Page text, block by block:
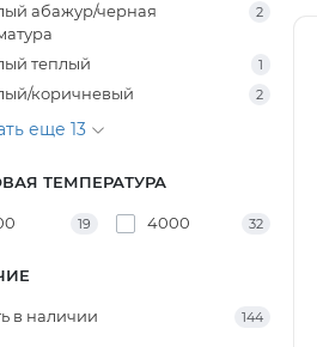
абажур/черная
2
теплый 1
коричневый 2
еще 13
ТЕМПЕРАТУРА
19 4000 32
в наличии 144